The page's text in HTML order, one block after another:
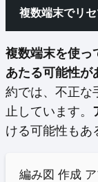
複数端末でリ
複数端末を使っ
あたる可能性が
約では、不正な
止しています。
ける可能性もあ
編み図 作成